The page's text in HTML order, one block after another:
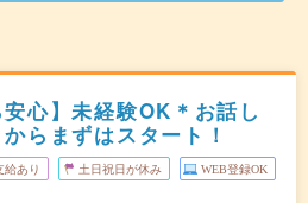
安心】未経験OK＊お話し
らまずはスタート！
給あり 土日祝日が休み WEB登録OK